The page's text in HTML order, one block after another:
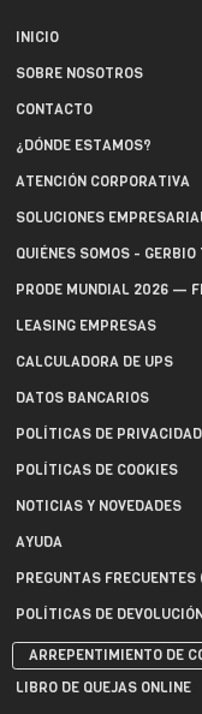
INICIO
SOBRE NOSOTROS
CONTACTO
¿DÓNDE ESTAMOS?
ATENCIÓN CORPORATIVA
SOLUCIONES
QUIÉNES SOMOS -
PRODE MUNDIAL 2026 —
LEASING EMPRESAS
CALCULADORA DE UPS
DATOS BANCARIOS
POLÍTICAS DE PRIVACIDAD
POLÍTICAS DE COOKIES
NOTICIAS Y NOVEDADES
AYUDA
PREGUNTAS FRECUENTES
POLÍTICAS DE
ARREPENTIMIENTO DE
LIBRO DE QUEJAS ONLINE